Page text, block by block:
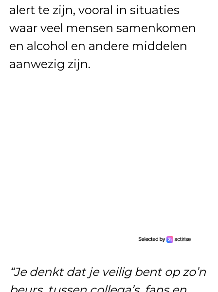
alert te zijn, vooral in situaties
waar veel mensen samenkomen
en alcohol en andere middelen
aanwezig zijn.
“Je denkt dat je veilig bent op zo’n